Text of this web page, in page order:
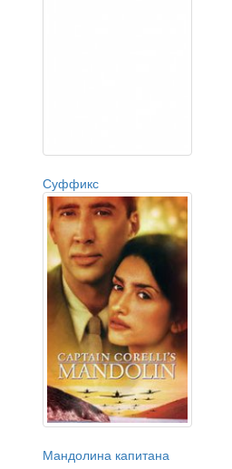
Суффикс
Мандолина капитана